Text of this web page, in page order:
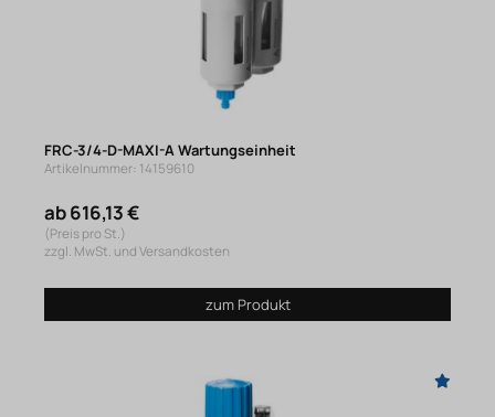
FRC-3/4-D-MAXI-A Wartungseinheit
Artikelnummer: 14159610
ab 616,13 €
(Preis pro St.)
zzgl. MwSt. und Versandkosten
zum Produkt